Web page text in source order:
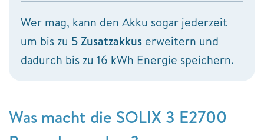
Wer mag, kann den Akku sogar jederzeit
um bis zu 5 Zusatzakkus erweitern und
dadurch bis zu 16 kWh Energie speichern.
Was macht die SOLIX 3 E2700